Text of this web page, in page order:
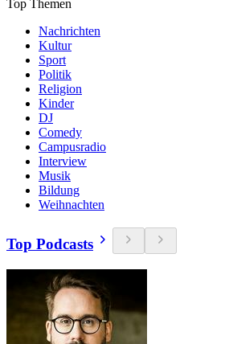
Top Themen
Nachrichten
Kultur
Sport
Politik
Religion
Kinder
DJ
Comedy
Campusradio
Interview
Musik
Bildung
Weihnachten
Top Podcasts